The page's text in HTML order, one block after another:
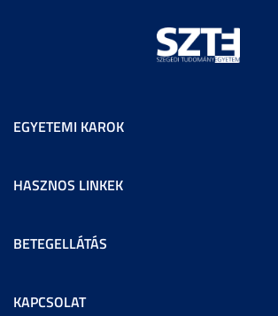
EGYETEMI KAROK
HASZNOS LINKEK
BETEGELLÁTÁS
KAPCSOLAT